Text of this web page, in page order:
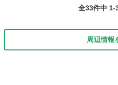
全33件中 1-
周辺情報